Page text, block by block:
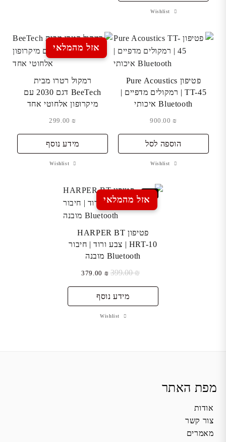
Wishlist
פטיפון Pure Acoustics
TT-45 | רמקולים מדפיים |
Bluetooth איכותי
₪
הוספה לסל
Wishlist
אזל מהמלאי
רמקול רטרו מבית
BeeTech דגם 2030 עם
מיקרופון אלחוטי אחד
₪
מידע נוסף
Wishlist
אזל מהמלאי
Sale
פטיפון HARPER BT
HRT-10 | צבע ורוד | חיבור
Bluetooth מובנה
₪
399.00
המחיר
היה:
₪ 399.00.
₪
המחיר
₪ 379.00.
מידע נוסף
Wishlist
מפת האתר
אודות
צור קשר
מאמרים